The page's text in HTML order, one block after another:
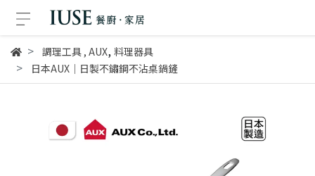
調理工具, AUX, 料理器具
日本AUX│日製不鏽鋼不沾桌鍋鏟